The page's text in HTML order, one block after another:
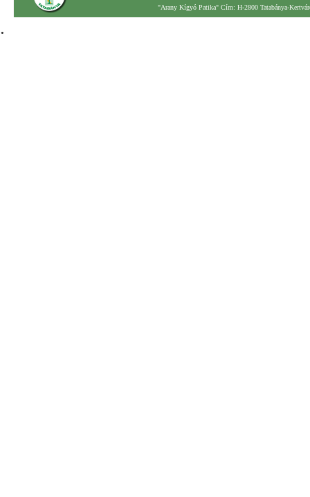
"Arany Kígyó Patika" Cím: H-2800 Tatabánya-
.